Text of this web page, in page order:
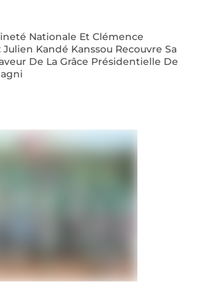
Nationale Et Clémence
Kandé Kanssou Recouvre Sa
De La Grâce Présidentielle De